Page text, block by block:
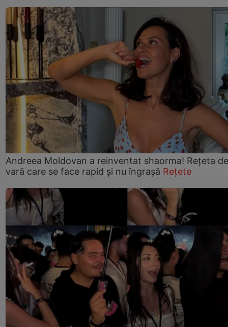
Andreea Moldovan a reinventat shaorma! Rețeta de
vară care se face rapid și nu îngrașă Rețete